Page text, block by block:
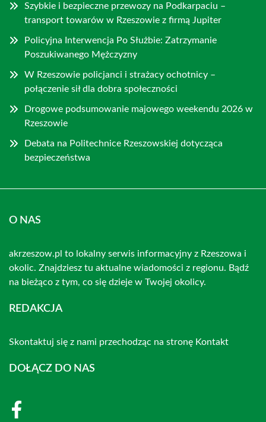
Szybkie i bezpieczne przewozy na Podkarpaciu –
transport towarów w Rzeszowie z firmą Jupiter
Policyjna Interwencja Po Służbie: Zatrzymanie
Poszukiwanego Mężczyzny
W Rzeszowie policjanci i strażacy ochotnicy –
połączenie sił dla dobra społeczności
Drogowe podsumowanie majowego weekendu 2026 w
Rzeszowie
Debata na Politechnice Rzeszowskiej dotycząca
bezpieczeństwa
O NAS
akrzeszow.pl to lokalny serwis informacyjny z Rzeszowa i
okolic. Znajdziesz tu aktualne wiadomości z regionu. Bądź
na bieżąco z tym, co się dzieje w Twojej okolicy.
REDAKCJA
Skontaktuj się z nami przechodząc na stronę Kontakt
DOŁĄCZ DO NAS